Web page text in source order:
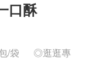
口酥
/袋
◎逛逛專